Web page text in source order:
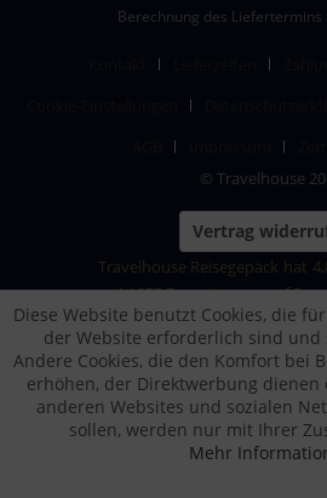
Berechnung des Liefertermins
© Travelhouse
Vertrag
Travelhouse Reisegepäck hat
|1875Bewertungen auf
Diese Website benutzt Cookies, die
der Website erforderlich sind und
Andere Cookies, die den Komfort bei
erhöhen, der Direktwerbung
anderen Websites und sozialen
sollen, werden nur mit Ihrer
Mehr